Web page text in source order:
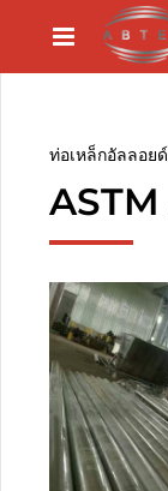
ท่อเหล็กอัลลอยด์
ASTM